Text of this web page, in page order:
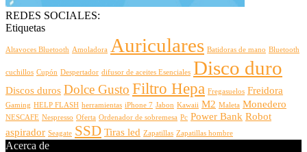
REDES SOCIALES:
Etiquetas
Altavoces Bluetooth Amoladora Auriculares Batidoras de mano Bluetooth
cuchillos Cupón Despertador difusor de aceites Esenciales Disco duro
Discos duros Dolce Gusto Filtro Hepa Fregasuelos Freidora
Gaming HELP FLASH herramientas iPhone 7 Jabon Kawaii M2 Maleta Monedero
NESCAFE Nespresso Oferta Ordenador de sobremesa Pc Power Bank Robot
aspirador Seagate SSD Tiras led Zapatillas Zapatillas hombre
Acerca de